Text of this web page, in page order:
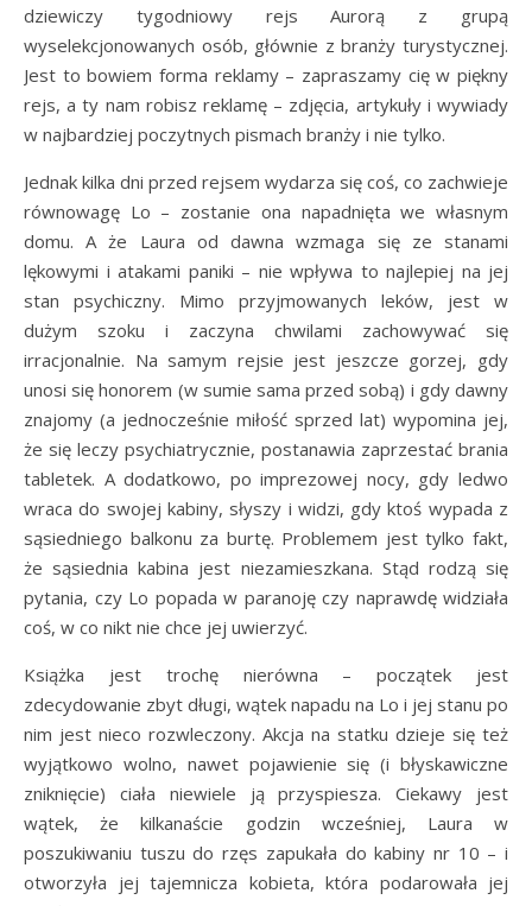
dziewiczy tygodniowy rejs Aurorą z grupą
wyselekcjonowanych osób, głównie z branży turystycznej.
Jest to bowiem forma reklamy – zapraszamy cię w piękny
rejs, a ty nam robisz reklamę – zdjęcia, artykuły i wywiady
w najbardziej poczytnych pismach branży i nie tylko.
Jednak kilka dni przed rejsem wydarza się coś, co zachwieje
równowagę Lo – zostanie ona napadnięta we własnym
domu. A że Laura od dawna wzmaga się ze stanami
lękowymi i atakami paniki – nie wpływa to najlepiej na jej
stan psychiczny. Mimo przyjmowanych leków, jest w
dużym szoku i zaczyna chwilami zachowywać się
irracjonalnie. Na samym rejsie jest jeszcze gorzej, gdy
unosi się honorem (w sumie sama przed sobą) i gdy dawny
znajomy (a jednocześnie miłość sprzed lat) wypomina jej,
że się leczy psychiatrycznie, postanawia zaprzestać brania
tabletek. A dodatkowo, po imprezowej nocy, gdy ledwo
wraca do swojej kabiny, słyszy i widzi, gdy ktoś wypada z
sąsiedniego balkonu za burtę. Problemem jest tylko fakt,
że sąsiednia kabina jest niezamieszkana. Stąd rodzą się
pytania, czy Lo popada w paranoję czy naprawdę widziała
coś, w co nikt nie chce jej uwierzyć.
Książka jest trochę nierówna – początek jest
zdecydowanie zbyt długi, wątek napadu na Lo i jej stanu po
nim jest nieco rozwleczony. Akcja na statku dzieje się też
wyjątkowo wolno, nawet pojawienie się (i błyskawiczne
zniknięcie) ciała niewiele ją przyspiesza. Ciekawy jest
wątek, że kilkanaście godzin wcześniej, Laura w
poszukiwaniu tuszu do rzęs zapukała do kabiny nr 10 – i
otworzyła jej tajemnicza kobieta, która podarowała jej